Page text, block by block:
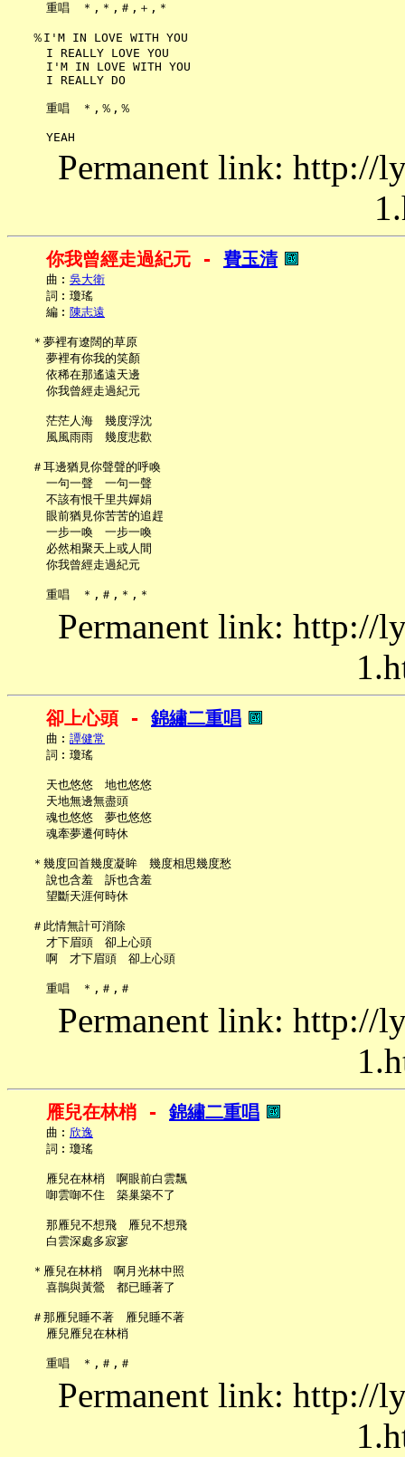
     重唱　＊,＊,＃,＋,＊
   ％I'M IN LOVE WITH YOU
     I REALLY LOVE YOU
     I'M IN LOVE WITH YOU
     I REALLY DO
     重唱　＊,％,％
Permanent link: http://
你我曾經走過紀元 - 費玉清
     曲︰
吳大衛
     詞︰瓊瑤
     編︰
陳志遠
   ＊夢裡有遼闊的草原
     夢裡有你我的笑顏
     依稀在那遙遠天邊
     你我曾經走過紀元
     茫茫人海　幾度浮沈
     風風雨雨　幾度悲歡
   ＃耳邊猶見你聲聲的呼喚
     一句一聲　一句一聲
     不該有恨千里共嬋娟
     眼前猶見你苦苦的追趕
     一步一喚　一步一喚
     必然相聚天上或人間
     你我曾經走過紀元
Permanent link: http://
卻上心頭 - 錦繡二重唱
     曲︰
譚健常
     詞︰瓊瑤
     天也悠悠　地也悠悠
     天地無邊無盡頭
     魂也悠悠　夢也悠悠
     魂牽夢遷何時休
   ＊幾度回首幾度凝眸　幾度相思幾度愁
     說也含羞　訴也含羞
     望斷天涯何時休
   ＃此情無計可消除
     才下眉頭　卻上心頭
     啊　才下眉頭　卻上心頭
Permanent link: http://
雁兒在林梢 - 錦繡二重唱
     曲︰
欣逸
     詞︰瓊瑤
     雁兒在林梢　啊眼前白雲飄
     啣雲啣不住　築巢築不了
     那雁兒不想飛　雁兒不想飛
     白雲深處多寂寥
   ＊雁兒在林梢　啊月光林中照
     喜鵲與黃鶯　都已睡著了
   ＃那雁兒睡不著　雁兒睡不著
     雁兒雁兒在林梢
Permanent link: http://